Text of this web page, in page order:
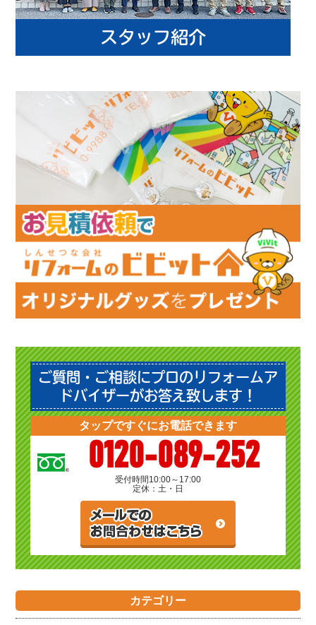
ご質問・ご相談にプロのリフォームア
ドバイザーがお答え致します！
タップですぐにお電話できます
0120-089-252
受付時間10:00～17:00
定休：土・日
カテゴリー